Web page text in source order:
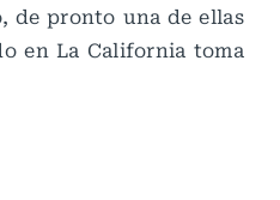
de pronto una de ellas
en La California toma